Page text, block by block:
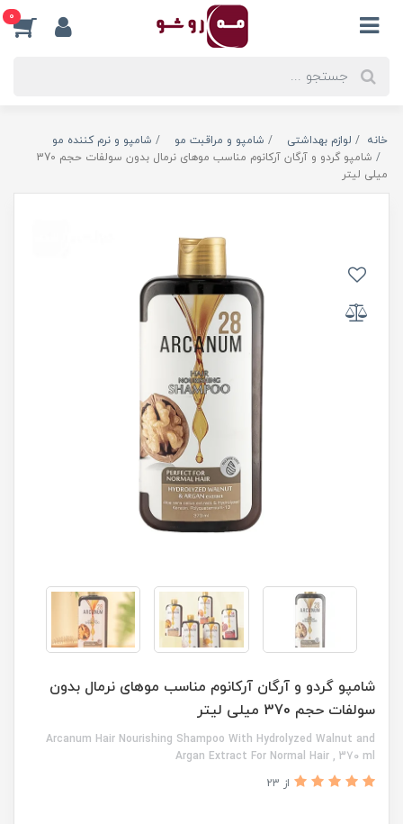
0
خانه لوازم بهداشتی شامپو و مراقبت مو
شامپو و نرم کننده مو
شامپو گردو و آرگان آرکانوم مناسب موهای نرمال بدون سولفات حجم 370
میلی لیتر
شامپو گردو و آرگان آرکانوم مناسب موهای نرمال بدون
سولفات حجم 370 میلی لیتر
Arcanum Hair Nourishing Shampoo With Hydrolyzed Walnut and
Argan Extract For Normal Hair , 370 ml
از 23